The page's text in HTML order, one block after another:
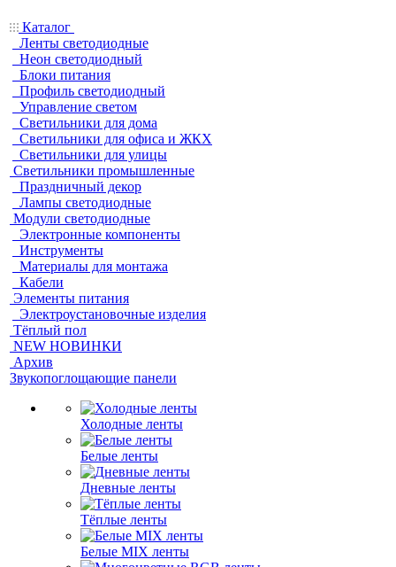
Каталог
Ленты светодиодные
Неон светодиодный
Блоки питания
Профиль светодиодный
Управление светом
Светильники для дома
Светильники для офиса и ЖКХ
Светильники для улицы
Светильники промышленные
Праздничный декор
Лампы светодиодные
Модули светодиодные
Электронные компоненты
Инструменты
Материалы для монтажа
Кабели
Элементы питания
Электроустановочные изделия
Тёплый пол
NEW НОВИНКИ
Архив
Звукопоглощающие панели
Холодные ленты
Белые ленты
Дневные ленты
Тёплые ленты
Белые MIX ленты